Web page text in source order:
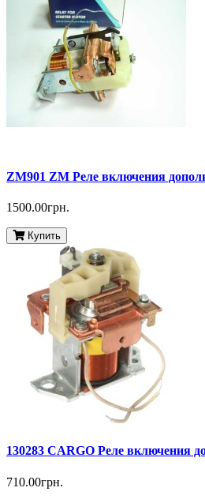
ZM901 ZM Реле включения
1500.00грн.
Купить
130283 CARGO Реле включения
710.00грн.